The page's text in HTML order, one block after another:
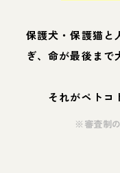
保護犬・保護猫と
ぎ、命が最後まで
それがペトコ
※審査制